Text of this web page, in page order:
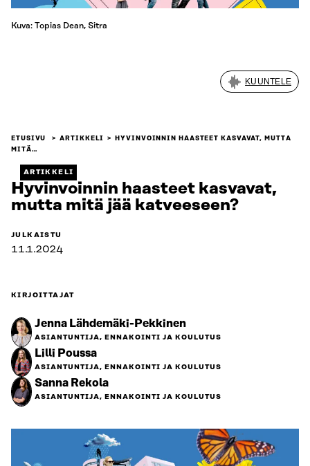
Kuva: Topias Dean, Sitra
KUUNTELE
ETUSIVU ARTIKKELI
HYVINVOINNIN HAASTEET KASVAVAT, MUTTA
MITÄ…
ARTIKKELI
Hyvinvoinnin haasteet kasvavat,
mutta mitä jää katveeseen?
JULKAISTU
11.1.2024
KIRJOITTAJAT
Jenna Lähdemäki-Pekkinen
ASIANTUNTIJA, ENNAKOINTI JA KOULUTUS
Lilli Poussa
ASIANTUNTIJA, ENNAKOINTI JA KOULUTUS
Sanna Rekola
ASIANTUNTIJA, ENNAKOINTI JA KOULUTUS